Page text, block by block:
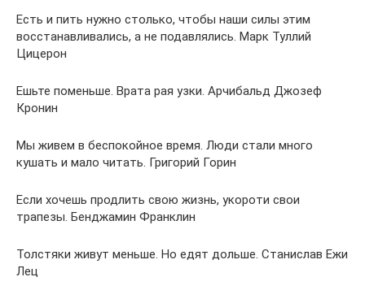
Есть и пить нужно столько, чтобы наши силы этим
восстанавливались, а не подавлялись. Марк Туллий
Цицерон
Ешьте поменьше. Врата рая узки. Арчибальд Джозеф
Кронин
Мы живем в беспокойное время. Люди стали много
кушать и мало читать. Григорий Горин
Если хочешь продлить свою жизнь, укороти свои
трапезы. Бенджамин Франклин
Толстяки живут меньше. Но едят дольше. Станислав Ежи
Лец